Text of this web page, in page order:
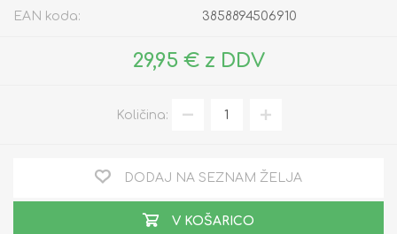
EAN koda: 3858894506910
29,95 € z DDV
Količina:
DODAJ NA SEZNAM ŽELJA
V KOŠARICO